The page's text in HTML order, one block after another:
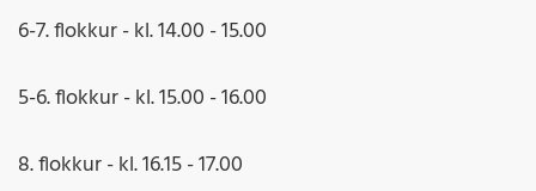
6-7. flokkur - kl. 14.00 - 15.00
5-6. flokkur - kl. 15.00 - 16.00
8. flokkur - kl. 16.15 - 17.00